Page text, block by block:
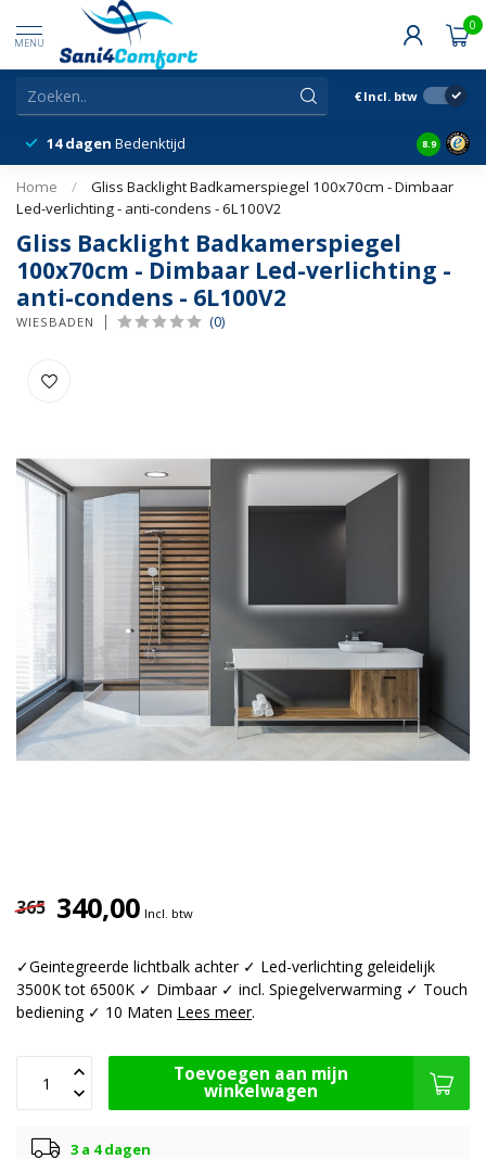
MENU
0
€ Incl. btw
14 dagen Bedenktijd Snelle
8.9
Home /
Gliss Backlight Badkamerspiegel 100x70cm - Dimbaar
Led-verlichting - anti-condens - 6L100V2
Gliss Backlight Badkamerspiegel
100x70cm - Dimbaar Led-verlichting -
anti-condens - 6L100V2
WIESBADEN (0)
365 340,00 Incl. btw
✓Geintegreerde lichtbalk achter ✓ Led-verlichting geleidelijk
3500K tot 6500K ✓ Dimbaar ✓ incl. Spiegelverwarming ✓ Touch
bediening ✓ 10 Maten Lees meer.
Toevoegen aan mijn
winkelwagen
3 a 4 dagen